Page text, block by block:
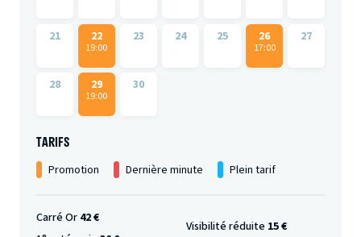
21 22
19:00
23 24 25 26
17:00
27
28 29
19:00
30
TARIFS
Promotion Dernière minute Plein tarif
Carré Or 42 €
Visibilité réduite 15 €